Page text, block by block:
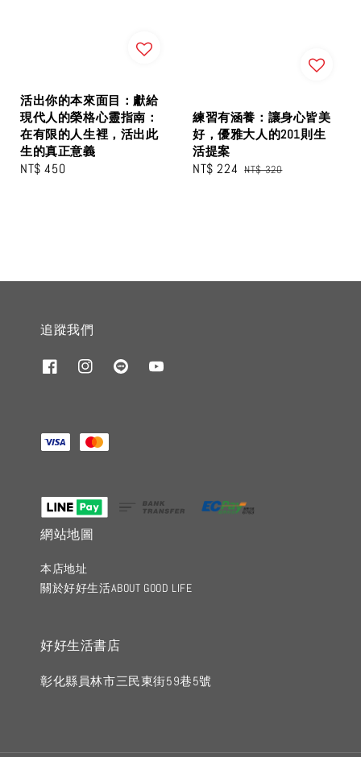
活出你的本來面目：獻給
現代人的榮格心靈指南：
在有限的人生裡，活出此
生的真正意義
Regular
NT$ 450
練習有涵養：讓身心皆美
好，優雅大人的201則生
活提案
Sale
NT$ 224 Regular
NT$ 320
追蹤我們
網站地圖
本店地址
關於好好生活ABOUT GOOD LIFE
好好生活書店
彰化縣員林市三民東街59巷5號